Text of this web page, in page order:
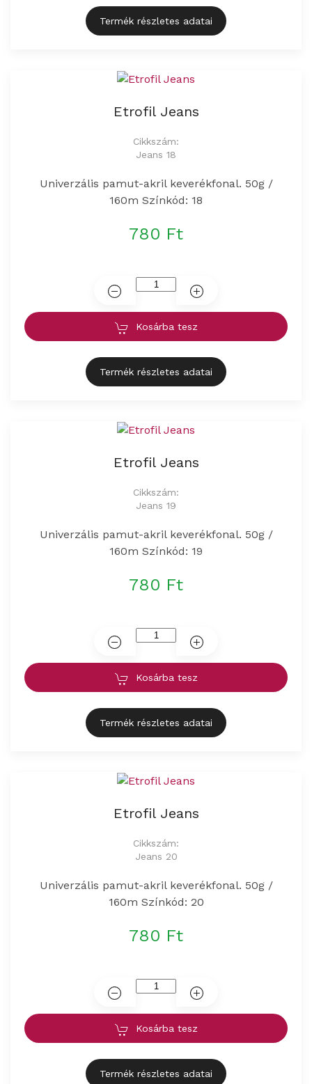
Termék részletes adatai
Etrofil Jeans
Cikkszám:
Jeans 18
Univerzális pamut-akril keverékfonal. 50g /
160m Színkód: 18
780 Ft
Kosárba tesz
Termék részletes adatai
Etrofil Jeans
Cikkszám:
Jeans 19
Univerzális pamut-akril keverékfonal. 50g /
160m Színkód: 19
780 Ft
Kosárba tesz
Termék részletes adatai
Etrofil Jeans
Cikkszám:
Jeans 20
Univerzális pamut-akril keverékfonal. 50g /
160m Színkód: 20
780 Ft
Kosárba tesz
Termék részletes adatai